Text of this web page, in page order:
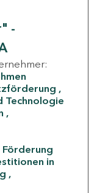
-
Technologie
Förderung
in